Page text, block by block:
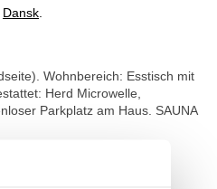
Dansk
Wohnbereich: Esstisch mit
Herd Microwelle,
Parkplatz am Haus. SAUNA